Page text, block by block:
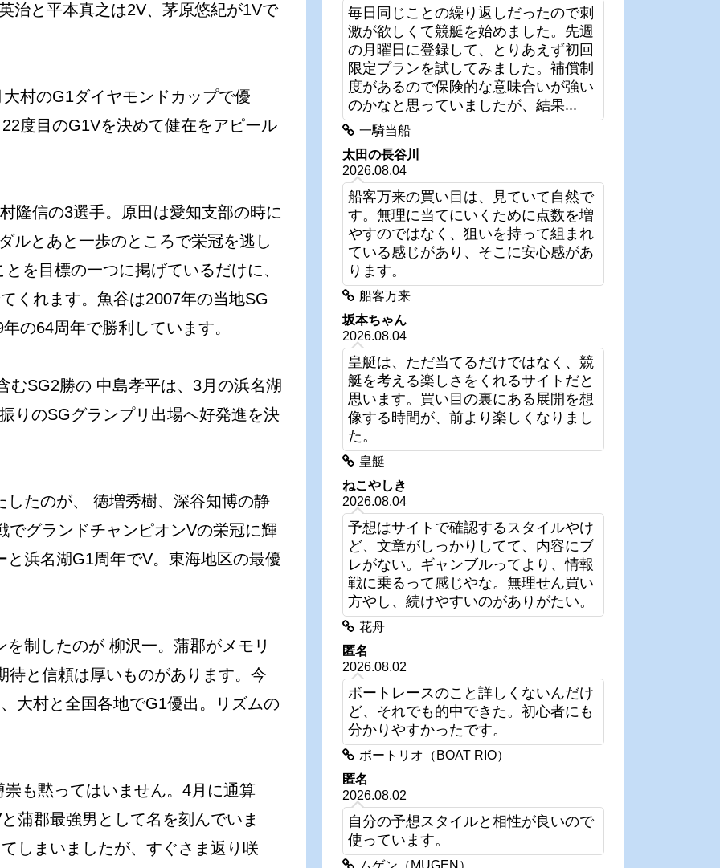
治と平本真之は2V、茅原悠紀が1Vで
村のG1ダイヤモンドカップで優
度目のG1Vを決めて健在をアピール
隆信の3選手。原田は愛知支部の時に
ルとあと一歩のところで栄冠を逃し
を目標の一つに掲げているだけに、
くれます。魚谷は2007年の当地SG
の64周年で勝利しています。
むSG2勝の 中島孝平は、3月の浜名湖
りのSGグランプリ出場へ好発進を決
たのが、 徳増秀樹、深谷知博の静
でグランドチャンピオンVの栄冠に輝
浜名湖G1周年でV。東海地区の最優
制したのが 柳沢一。蒲郡がメモリ
待と信頼は厚いものがあります。今
大村と全国各地でG1優出。リズムの
も黙ってはいません。4月に通算
蒲郡最強男として名を刻んでいま
しまいましたが、すぐさま返り咲
毎日同じことの繰り返しだったので刺
激が欲しくて競艇を始めました。先週
の月曜日に登録して、とりあえず初回
限定プランを試してみました。補償制
度があるので保険的な意味合いが強い
のかなと思っていましたが、結果...
一騎当船
太田の長谷川
2026.08.04
船客万来の買い目は、見ていて自然で
す。無理に当てにいくために点数を増
やすのではなく、狙いを持って組まれ
ている感じがあり、そこに安心感があ
ります。
船客万来
坂本ちゃん
2026.08.04
皇艇は、ただ当てるだけではなく、競
艇を考える楽しさをくれるサイトだと
思います。買い目の裏にある展開を想
像する時間が、前より楽しくなりまし
た。
皇艇
ねこやしき
2026.08.04
予想はサイトで確認するスタイルやけ
ど、文章がしっかりしてて、内容にブ
レがない。ギャンブルってより、情報
戦に乗るって感じやな。無理せん買い
方やし、続けやすいのがありがたい。
花舟
匿名
2026.08.02
ボートレースのこと詳しくないんだけ
ど、それでも的中できた。初心者にも
分かりやすかったです。
ボートリオ（BOAT RIO）
匿名
2026.08.02
自分の予想スタイルと相性が良いので
使っています。